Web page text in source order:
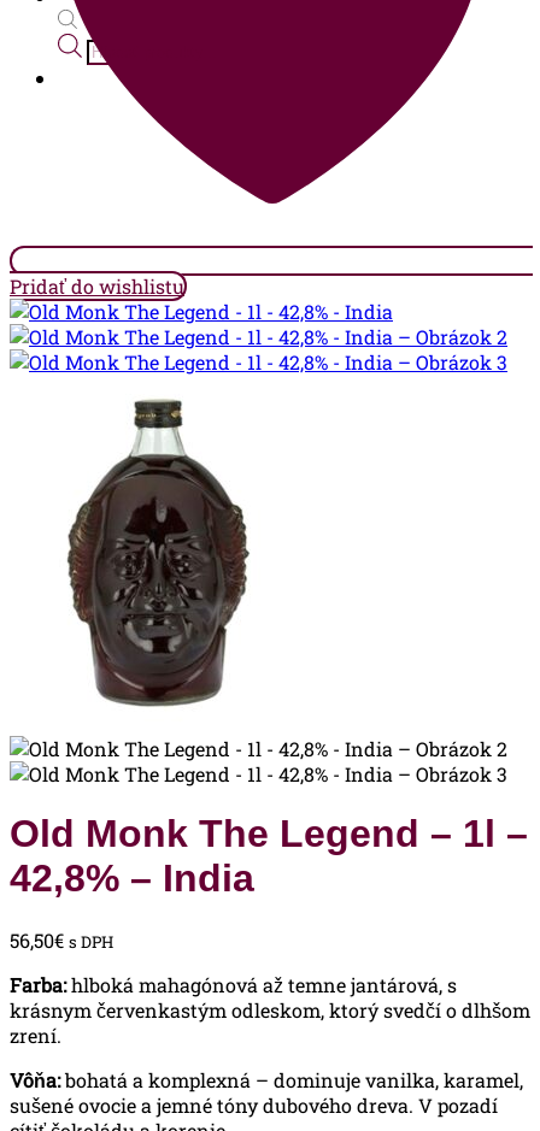
Products
search
Pridať do wishlistu
Old Monk The Legend – 1l –
42,8% – India
56,50€ s DPH
Farba:hlboká mahagónová až temne jantárová, s
krásnym červenkastým odleskom, ktorý svedčí o dlhšom
zrení.
Vôňa:bohatá a komplexná – dominuje vanilka, karamel,
sušené ovocie a jemné tóny dubového dreva. V pozadí